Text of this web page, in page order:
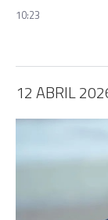
10:23
12 ABRIL